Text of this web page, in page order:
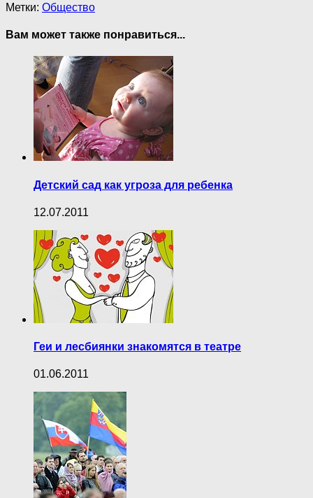
Метки: Общество
Вам может также понравиться...
Детский сад как угроза для ребенка
12.07.2011
Геи и лесбиянки знакомятся в театре
01.06.2011